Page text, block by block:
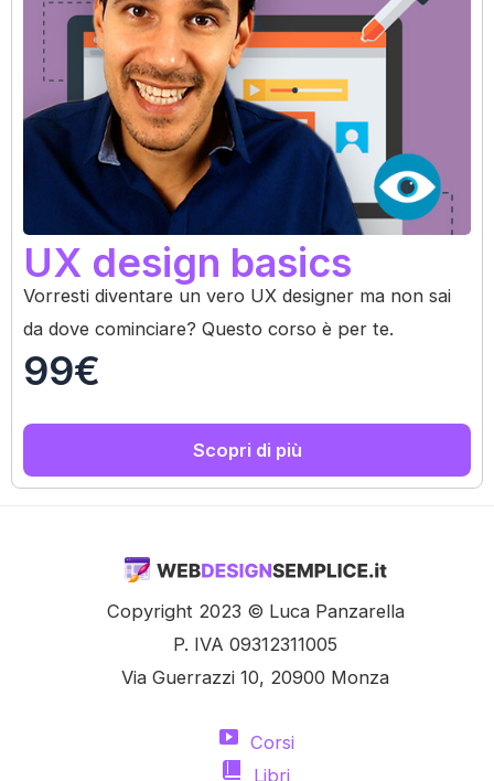
UX design basics
Vorresti diventare un vero UX designer ma non sai
da dove cominciare? Questo corso è per te.
99€
Scopri di più
Copyright 2023 © Luca Panzarella
P. IVA 09312311005
Via Guerrazzi 10, 20900 Monza
Corsi
Libri